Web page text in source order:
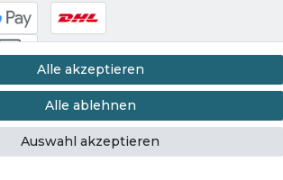
Alle akzeptieren
Alle ablehnen
Auswahl akzeptieren